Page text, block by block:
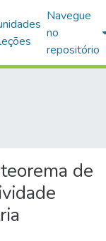
Navegue
no
repositório
de